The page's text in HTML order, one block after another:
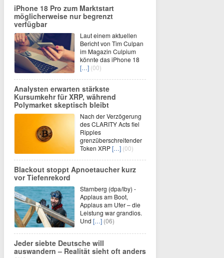
iPhone 18 Pro zum Marktstart
möglicherweise nur begrenzt
verfügbar
Laut einem aktuellen
Bericht von Tim Culpan
im Magazin Culpium
könnte das iPhone 18
[…] (00)
Analysten erwarten stärkste
Kursumkehr für XRP, während
Polymarket skeptisch bleibt
Nach der Verzögerung
des CLARITY Acts fiel
Ripples
grenzüberschreitender
Token XRP[…] (00)
Blackout stoppt Apnoetaucher kurz
vor Tiefenrekord
Starnberg (dpa/lby) -
Applaus am Boot,
Applaus am Ufer – die
Leistung war grandios.
Und […] (06)
Jeder siebte Deutsche will
auswandern – Realität sieht oft anders